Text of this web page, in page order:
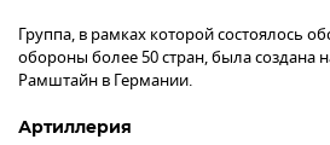
Группа, в рамках которой состоялось
обороны более 50 стран, была создана
Рамштайн в Германии.
Артиллерия